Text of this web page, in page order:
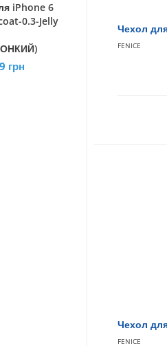
iPhone 6
0.3-Jelly
грн
Чехол
FENICE
Чехол
FENICE